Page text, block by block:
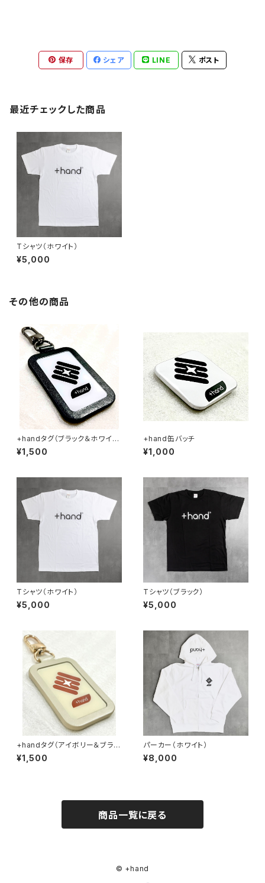
保存 シェア LINE ポスト
最近チェックした商品
Tシャツ（ホワイト）
¥5,000
その他の商品
+handタグ（ブラック＆ホワイ
ト）
¥1,500
+hand缶バッチ
¥1,000
Tシャツ（ホワイト）
¥5,000
Tシャツ（ブラック）
¥5,000
+handタグ（アイボリー＆ブラウ
ン）
¥1,500
パーカー（ホワイト）
¥8,000
商品一覧に戻る
© +hand